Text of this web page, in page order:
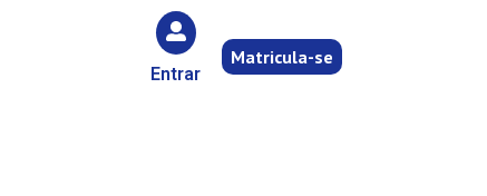
Entrar
Matricula-se